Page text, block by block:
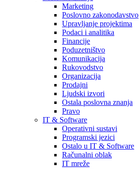
Marketing
Poslovno zakonodavstvo
Upravljanje projektima
Podaci i analitika
Financije
Poduzetništvo
Komunikacija
Rukovodstvo
Organizacija
Prodajni
Ljudski izvori
Ostala poslovna znanja
Pravo
IT & Software
Operativni sustavi
Programski jezici
Ostalo u IT & Software
Računalni oblak
IT mreže